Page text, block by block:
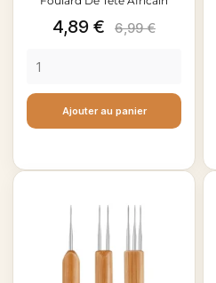
Prix
4,89 € Prix
6,99 €
Ajouter au panier